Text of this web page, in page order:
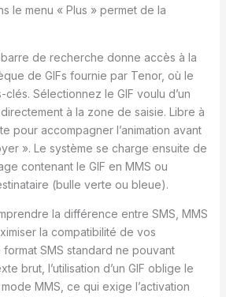
le menu « Plus » permet de la
de recherche donne accès à la
de GIFs fournie par Tenor, où le
Sélectionnez le GIF voulu d’un
à la zone de saisie. Libre à
pour accompagner l’animation avant
». Le système se charge ensuite de
contenant le GIF en MMS ou
(bulle verte ou bleue).
la différence entre SMS, MMS
la compatibilité de vos
format SMS standard ne pouvant
brut, l’utilisation d’un GIF oblige le
MMS, ce qui exige l’activation